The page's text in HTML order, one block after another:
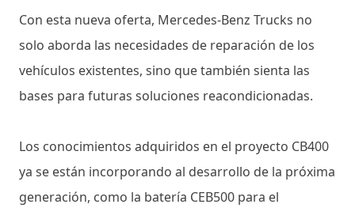
Con esta nueva oferta, Mercedes-Benz Trucks no
solo aborda las necesidades de reparación de los
vehículos existentes, sino que también sienta las
bases para futuras soluciones reacondicionadas.
Los conocimientos adquiridos en el proyecto CB400
ya se están incorporando al desarrollo de la próxima
generación, como la batería CEB500 para el